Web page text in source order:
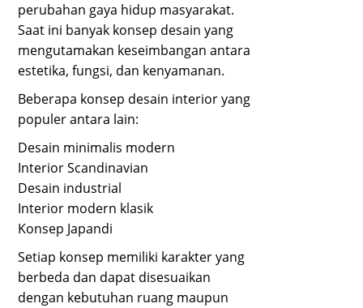
perubahan gaya hidup masyarakat.
Saat ini banyak konsep desain yang
mengutamakan keseimbangan antara
estetika, fungsi, dan kenyamanan.
Beberapa konsep desain interior yang
populer antara lain:
Desain minimalis modern
Interior Scandinavian
Desain industrial
Interior modern klasik
Konsep Japandi
Setiap konsep memiliki karakter yang
berbeda dan dapat disesuaikan
dengan kebutuhan ruang maupun